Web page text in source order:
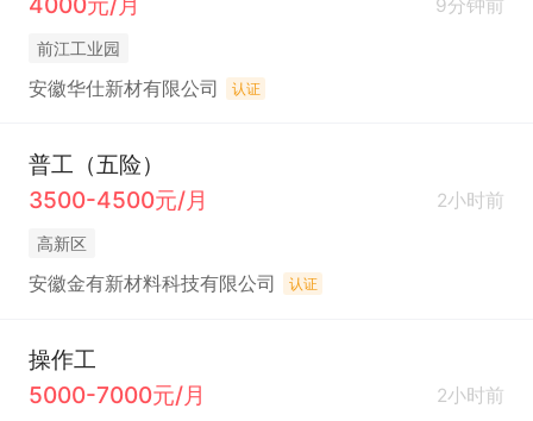
9分钟前
前江工业园
安徽华仕新材有限公司 认证
普工（五险）
3500-4500元/月
2小时前
高新区
安徽金有新材料科技有限公司 认证
操作工
5000-7000元/月
2小时前